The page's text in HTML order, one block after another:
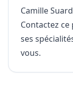
Camille
Contactez
ses
vous.